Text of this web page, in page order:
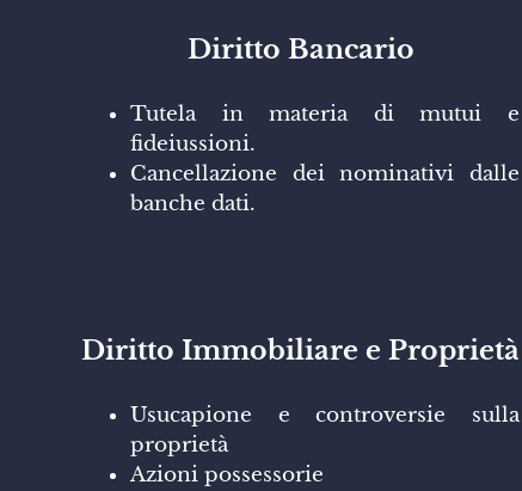
Diritto Bancario
Tutela in materia di mutui e
fideiussioni.
Cancellazione dei nominativi dalle
banche dati.
Diritto Immobiliare e Proprietà
Usucapione e controversie sulla
proprietà
Azioni possessorie